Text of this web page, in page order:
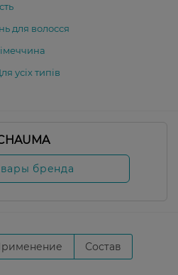
для волосся
усіх типів
бренда
Состав